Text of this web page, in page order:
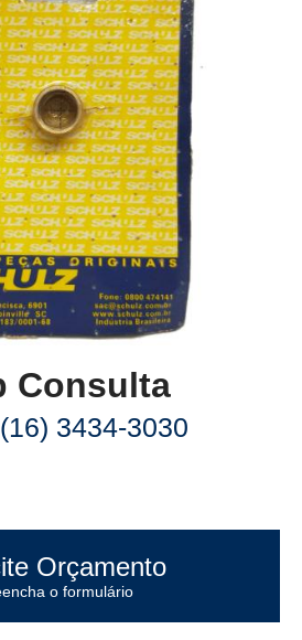
Consulta
3434-3030
Orçamento
o formulário